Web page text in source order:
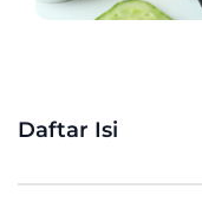
Daftar Isi